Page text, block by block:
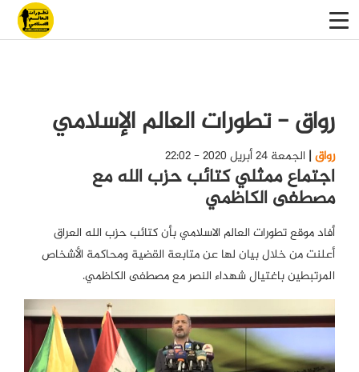
رواق - تطورات العالم الإسلامي
رواق الجمعة 24 أبريل 2020 - 22:02
اجتماع ممثلي كتائب حزب الله مع
مصطفى الكاظمي
أفاد موقع تطورات العالم الاسلامي بأن كتائب حزب الله العراق
أعلنت من خلال بيان لها عن متابعة القضية ومحاكمة الأشخاص
المرتبطين باغتيال شهداء النصر مع مصطفى الكاظمي.